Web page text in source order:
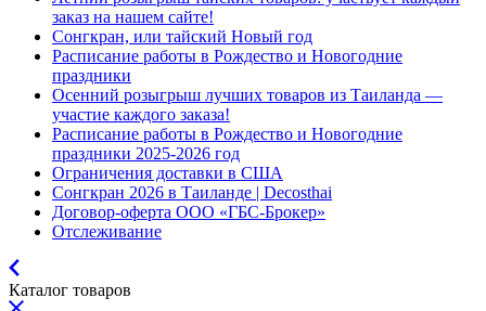
заказ на нашем сайте!
Сонгкран, или тайский Новый год
Расписание работы в Рождество и Новогодние
праздники
Осенний розыгрыш лучших товаров из Таиланда —
участие каждого заказа!
Расписание работы в Рождество и Новогодние
праздники 2025-2026 год
Ограничения доставки в США
Сонгкран 2026 в Таиланде | Decosthai
Договор-оферта ООО «ГБС-Брокер»
Отслеживание
Каталог товаров